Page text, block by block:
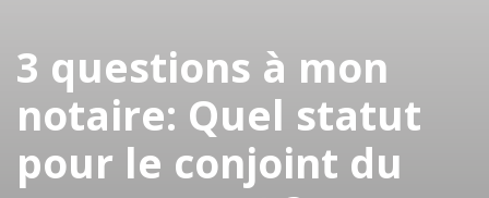
3 questions à mon
notaire: Quel statut
pour le conjoint du